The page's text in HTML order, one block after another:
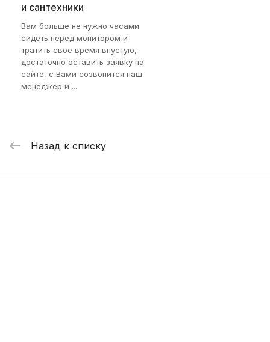
и сантехники
Вам больше не нужно часами
сидеть перед монитором и
тратить свое время впустую,
достаточно оставить заявку на
сайте, с Вами созвонится наш
менеджер и ...
Назад к списку